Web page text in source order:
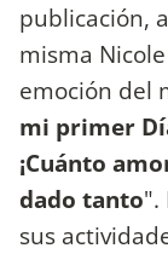
publicación,
misma
emoción del
mi primer
¡Cuánto
dado tanto".
sus